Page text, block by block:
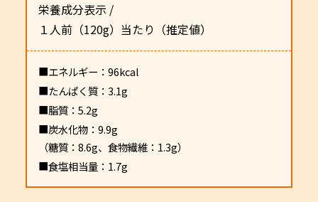
栄養成分表示 /
１人前（120g）当たり（推定値）
■エネルギー：96kcal
■たんぱく質：3.1g
■脂質：5.2g
■炭水化物：9.9g
（糖質：8.6g、食物繊維：1.3g）
■食塩相当量：1.7g